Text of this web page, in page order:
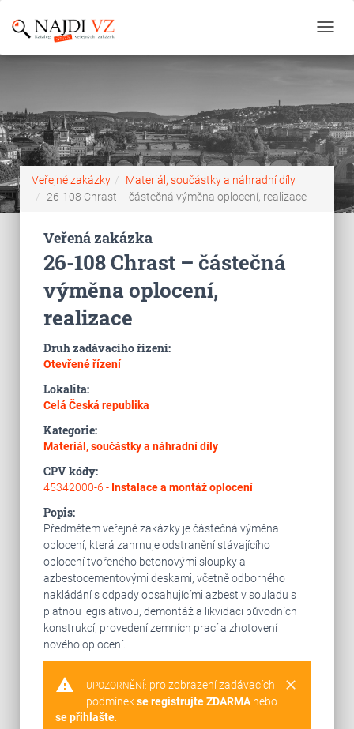
Veřejné zakázky
Materiál, součástky a náhradní díly
26-108 Chrast – částečná výměna oplocení, realizace
Veřená zakázka
26-108 Chrast – částečná
výměna oplocení,
realizace
Druh zadávacího řízení:
Otevřené řízení
Lokalita:
Celá Česká republika
Kategorie:
Materiál, součástky a náhradní díly
CPV kódy:
45342000-6 - Instalace a montáž oplocení
Popis:
Předmětem veřejné zakázky je částečná výměna
oplocení, která zahrnuje odstranění stávajícího
oplocení tvořeného betonovými sloupky a
azbestocementovými deskami, včetně odborného
nakládání s odpady obsahujícími azbest v souladu s
platnou legislativou, demontáž a likvidaci původních
konstrukcí, provedení zemních prací a zhotovení
nového oplocení.
warning clear
UPOZORNĚNÍ: pro zobrazení zadávacích
podmínekse registrujte ZDARMAnebo
se přihlašte.